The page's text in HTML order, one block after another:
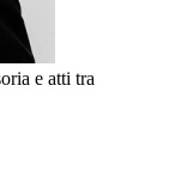
e atti tra